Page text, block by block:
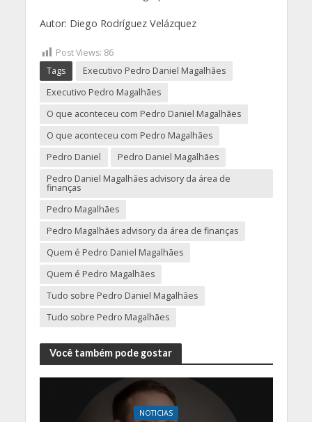
Autor: Diego Rodríguez Velázquez
Post Views: 86
Tags
Executivo Pedro Daniel Magalhães
Executivo Pedro Magalhães
O que aconteceu com Pedro Daniel Magalhães
O que aconteceu com Pedro Magalhães
Pedro Daniel
Pedro Daniel Magalhães
Pedro Daniel Magalhães advisory da área de
finanças
Pedro Magalhães
Pedro Magalhães advisory da área de finanças
Quem é Pedro Daniel Magalhães
Quem é Pedro Magalhães
Tudo sobre Pedro Daniel Magalhães
Tudo sobre Pedro Magalhães
Você também pode gostar
NOTICIAS